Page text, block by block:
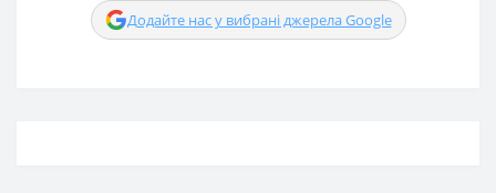
Додайте нас у вибрані джерела Google